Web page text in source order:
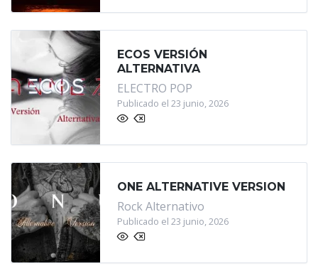
ECOS VERSIÓN
ALTERNATIVA
ELECTRO POP
Publicado el 23 junio, 2026
ONE ALTERNATIVE VERSION
Rock Alternativo
Publicado el 23 junio, 2026